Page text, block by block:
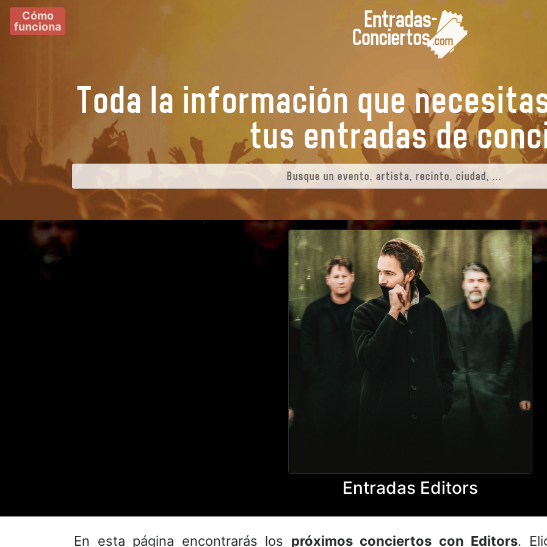
Cómo
funciona
Toda la información que
tus entradas deev
Entradas Editors
En esta página encontrarás los próximos conciertos con Editors.